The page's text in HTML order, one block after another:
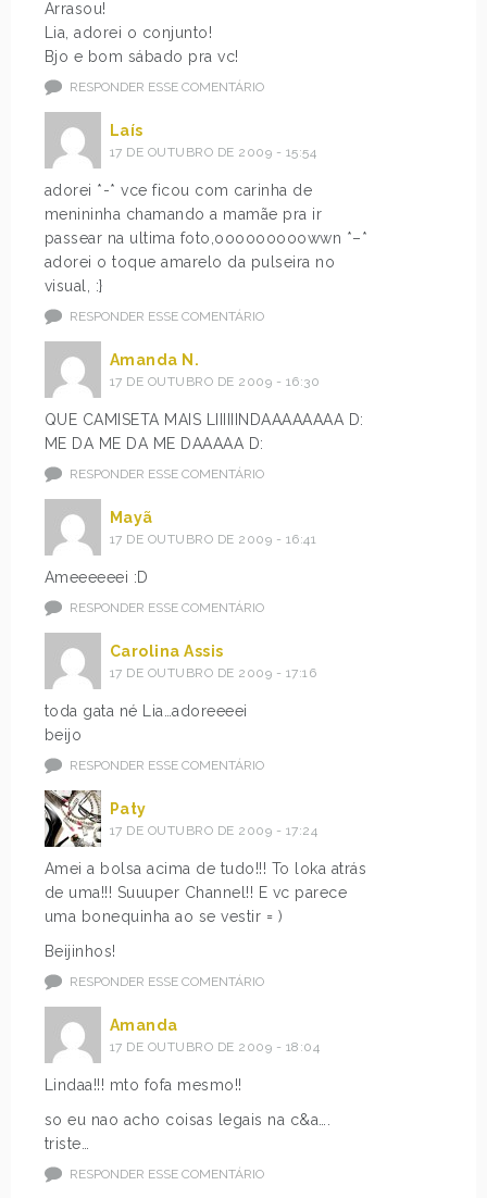
Arrasou!
Lia, adorei o conjunto!
Bjo e bom sábado pra vc!
RESPONDER ESSE COMENTÁRIO
Laís
17 DE OUTUBRO DE 2009 - 15:54
adorei *-* vce ficou com carinha de
menininha chamando a mamãe pra ir
passear na ultima foto,ooooooooowwn *–*
adorei o toque amarelo da pulseira no
visual, :}
RESPONDER ESSE COMENTÁRIO
Amanda N.
17 DE OUTUBRO DE 2009 - 16:30
QUE CAMISETA MAIS LIIIIIINDAAAAAAAA D:
ME DA ME DA ME DAAAAA D:
RESPONDER ESSE COMENTÁRIO
Mayã
17 DE OUTUBRO DE 2009 - 16:41
Ameeeeeei :D
RESPONDER ESSE COMENTÁRIO
Carolina Assis
17 DE OUTUBRO DE 2009 - 17:16
toda gata né Lia…adoreeeei
beijo
RESPONDER ESSE COMENTÁRIO
Paty
17 DE OUTUBRO DE 2009 - 17:24
Amei a bolsa acima de tudo!!! To loka atrás
de uma!!! Suuuper Channel!! E vc parece
uma bonequinha ao se vestir = )
Beijinhos!
RESPONDER ESSE COMENTÁRIO
Amanda
17 DE OUTUBRO DE 2009 - 18:04
Lindaa!!! mto fofa mesmo!!
so eu nao acho coisas legais na c&a….
triste…
RESPONDER ESSE COMENTÁRIO